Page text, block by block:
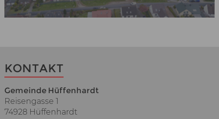
KONTAKT
Gemeinde Hüffenhardt
Reisengasse 1
74928 Hüffenhardt